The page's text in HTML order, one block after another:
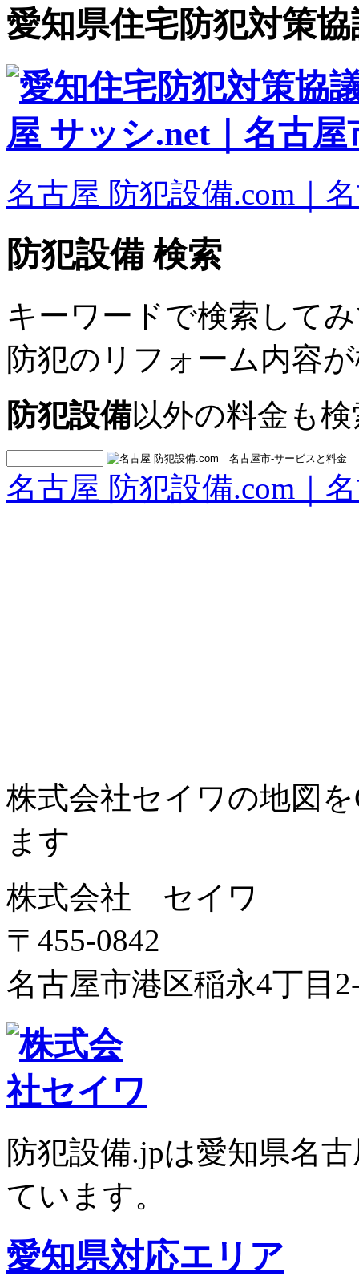
愛知県住宅防犯対策
名古屋 防犯設備.com｜
防犯設備 検索
キーワードで検索して
防犯のリフォーム内容
防犯設備以外の料金も
名古屋 防犯設備.com｜
株式会社セイワの地図
ます
株式会社 セイワ
〒455-0842
名古屋市港区稲永4丁目
防犯設備.jpは愛知県名
ています。
愛知県対応エリア